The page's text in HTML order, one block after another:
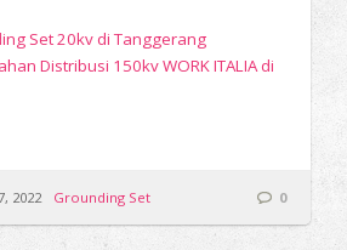
Set 20kv di Tanggerang
Distribusi 150kv WORK ITALIA di
2022 Grounding Set 0